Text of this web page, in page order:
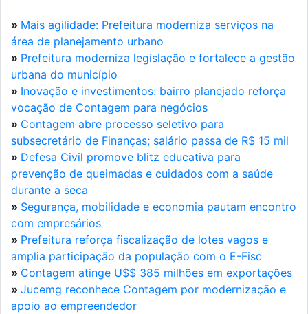
» Mais agilidade: Prefeitura moderniza serviços na
área de planejamento urbano
» Prefeitura moderniza legislação e fortalece a gestão
urbana do município
» Inovação e investimentos: bairro planejado reforça
vocação de Contagem para negócios
» Contagem abre processo seletivo para
subsecretário de Finanças; salário passa de R$ 15 mil
» Defesa Civil promove blitz educativa para
prevenção de queimadas e cuidados com a saúde
durante a seca
» Segurança, mobilidade e economia pautam encontro
com empresários
» Prefeitura reforça fiscalização de lotes vagos e
amplia participação da população com o E-Fisc
» Contagem atinge U$$ 385 milhões em exportações
» Jucemg reconhece Contagem por modernização e
apoio ao empreendedor